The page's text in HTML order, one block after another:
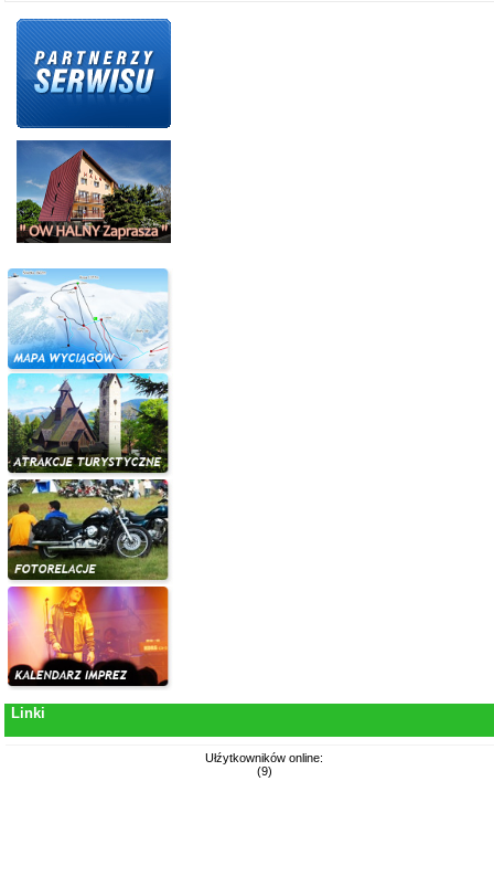
Linki
Ułźytkowników online:
(9)